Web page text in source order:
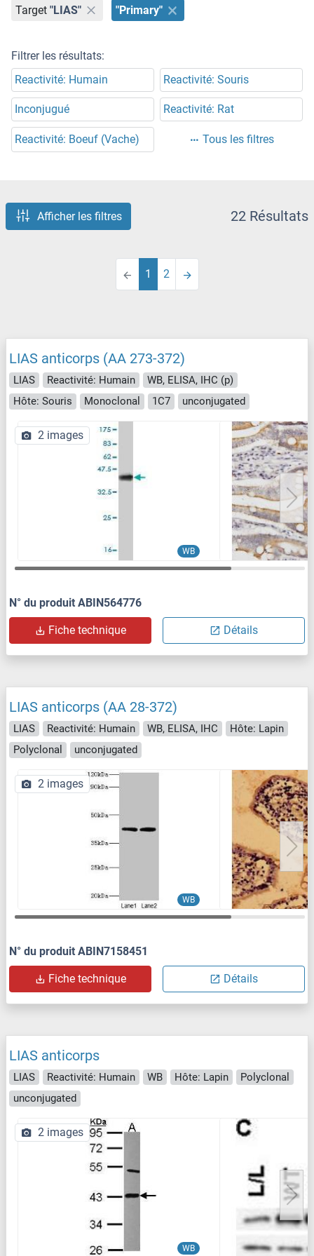
Target "LIAS" "Primary"
Filtrer les résultats:
Reactivité: Humain
Reactivité: Souris
Inconjugué Reactivité: Rat
Reactivité: Boeuf (Vache) Tous les filtres
Afficher les filtres 22 Résultats
1 2
LIAS anticorps (AA 273-372)
LIAS Reactivité: Humain
WB, ELISA, IHC (p)
Hôte: Souris
Monoclonal 1C7 unconjugated
WB
2 images
N° du produit ABIN564776
Fiche technique Détails
LIAS anticorps (AA 28-372)
LIAS Reactivité: Humain WB, ELISA, IHC
Hôte: Lapin
Polyclonal
unconjugated
WB
2 images
N° du produit ABIN7158451
Fiche technique Détails
LIAS anticorps
LIAS Reactivité: Humain WB Hôte: Lapin
Polyclonal
unconjugated
WB
2 images